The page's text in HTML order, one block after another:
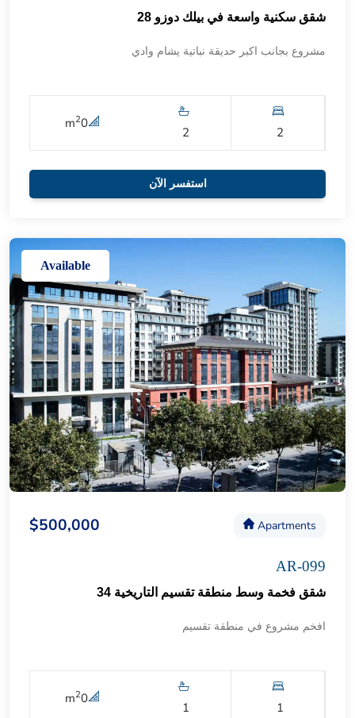
شقق سكنية واسعة في بيلك دوزو 28
مشروع بجانب اكبر حديقة نباتية يشام وادي
2
2
0
m2
استفسر الآن
Available
Apartments
$500,000
AR-099
شقق فخمة وسط منطقة تقسيم التاريخية 34
افخم مشروع في منطقة تقسيم
1
1
0
m2